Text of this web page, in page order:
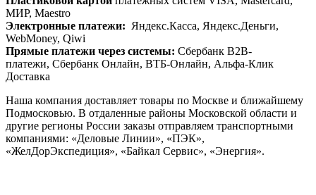
МИР, Maestrо
Электронные платежи: Яндекс.Касса, Яндекс.Деньги,
WebMoney, Qiwi
Прямые платежи через системы: Сбербанк B2B-
платежи, Сбербанк Онлайн, ВТБ-Онлайн, Альфа-Клик
Доставка
Наша компания доставляет товары по Москве и ближайшему
Подмосковью. В отдаленные районы Московской области и
другие регионы России заказы отправляем транспортными
компаниями: «Деловые Линии», «ПЭК»,
«ЖелДорЭкспедиция», «Байкал Сервис», «Энергия».